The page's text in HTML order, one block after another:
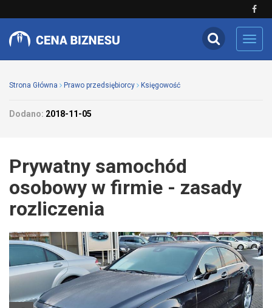
Strona Główna Prawo przedsiębiorcy Księgowość
Dodano: 2018-11-05
Prywatny samochód
osobowy w firmie - zasady
rozliczenia